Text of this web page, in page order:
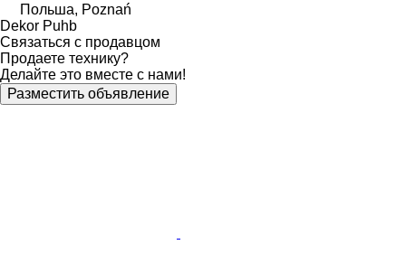
Польша, Poznań
Dekor Puhb
Связаться с продавцом
Продаете технику?
Делайте это вместе с нами!
Разместить объявление